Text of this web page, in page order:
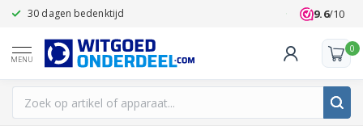
30 dagen bedenktijd Klanten
9.6/10
MENU
0